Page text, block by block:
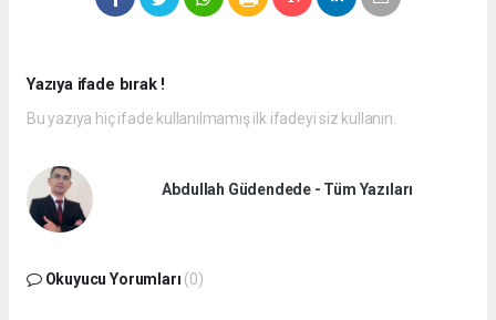
Yazıya ifade bırak !
Bu yazıya hiç ifade kullanılmamış ilk ifadeyi siz kullanın.
Abdullah Güdendede - Tüm Yazıları
Okuyucu Yorumları (0)